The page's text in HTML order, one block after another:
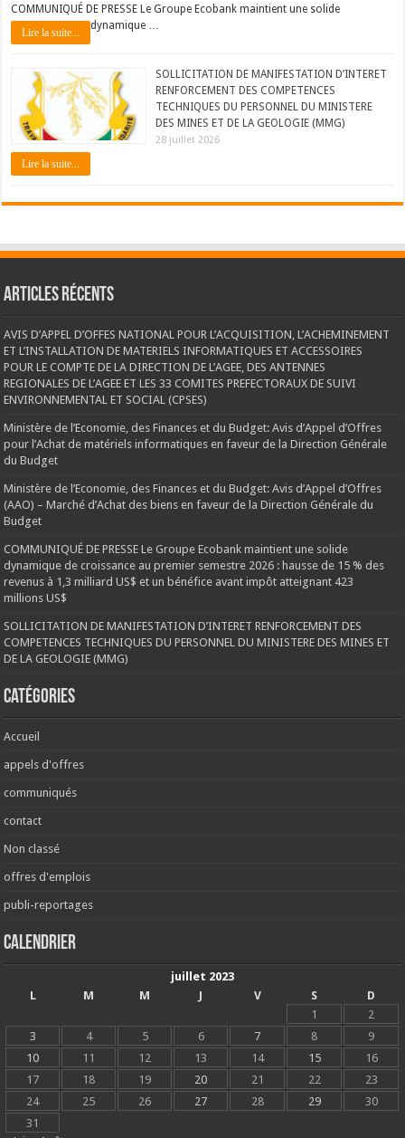
COMMUNIQUÉ DE PRESSE Le Groupe Ecobank maintient une solide
dynamique …
Lire la suite...
SOLLICITATION DE MANIFESTATION D’INTERET
RENFORCEMENT DES COMPETENCES
TECHNIQUES DU PERSONNEL DU MINISTERE
DES MINES ET DE LA GEOLOGIE (MMG)
28 juillet 2026
Lire la suite...
Articles récents
AVIS D’APPEL D’OFFES NATIONAL POUR L’ACQUISITION, L’ACHEMINEMENT
ET L’INSTALLATION DE MATERIELS INFORMATIQUES ET ACCESSOIRES
POUR LE COMPTE DE LA DIRECTION DE L’AGEE, DES ANTENNES
REGIONALES DE L’AGEE ET LES 33 COMITES PREFECTORAUX DE SUIVI
ENVIRONNEMENTAL ET SOCIAL (CPSES)
Ministère de l’Economie, des Finances et du Budget: Avis d’Appel d’Offres
pour l’Achat de matériels informatiques en faveur de la Direction Générale
du Budget
Ministère de l’Economie, des Finances et du Budget: Avis d’Appel d’Offres
(AAO) – Marché d’Achat des biens en faveur de la Direction Générale du
Budget
COMMUNIQUÉ DE PRESSE Le Groupe Ecobank maintient une solide
dynamique de croissance au premier semestre 2026 : hausse de 15 % des
revenus à 1,3 milliard US$ et un bénéfice avant impôt atteignant 423
millions US$
SOLLICITATION DE MANIFESTATION D’INTERET RENFORCEMENT DES
COMPETENCES TECHNIQUES DU PERSONNEL DU MINISTERE DES MINES ET
DE LA GEOLOGIE (MMG)
Catégories
Accueil
appels d'offres
communiqués
contact
Non classé
offres d'emplois
publi-reportages
Calendrier
juillet 2023
L
M M J V S
D
1
2
3
4 5 6 7 8
9
10
11 12 13 14 15
16
17
18 19 20 21 22
23
24
25 26 27 28 29
30
31